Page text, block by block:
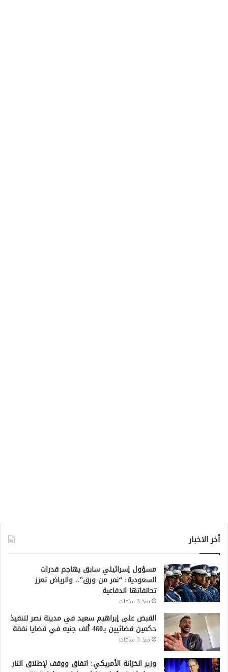
أخر الاخبار
مسؤول إسرائيلي سابق يهاجم قدرات
السعودية: “نمر من ورق”.. والرياض تعزز
تحالفاتها الدفاعية
منذ 3 ساعات
القبض على إبراهيم سعيد في مدينة نصر لتنفيذ
حكمين قضائيين بـ460 ألف جنيه في قضايا نفقة
منذ 3 ساعات
وزير الخزانة الأمريكي: اتفاق ووقف لإطلاق النار